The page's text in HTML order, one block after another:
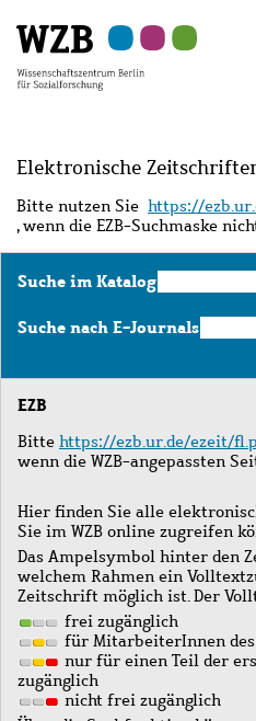
Hauptinhalt
springen
Navigation
springen
Suche
springen
Sekundärnavigation
springen
Fußzeile
springen
Elektronische
Bitte nutzen Sie https://
, wenn die EZB-Suchmaske
Suche im KatalogSuche
im
Katalog
Suche nach E-JournalsSuche
nach
EZB
Bitte https://ezb.ur.de/ezeit/
wenn die WZB-angepassten
Hier finden Sie alle
Sie im WZB online zugreifen
Das Ampelsymbol hinter den
welchem Rahmen ein
Zeitschrift möglich ist. Der
frei zugänglich
für MitarbeiterInnen
nur für einen Teil der
zugänglich
nicht frei zugänglich